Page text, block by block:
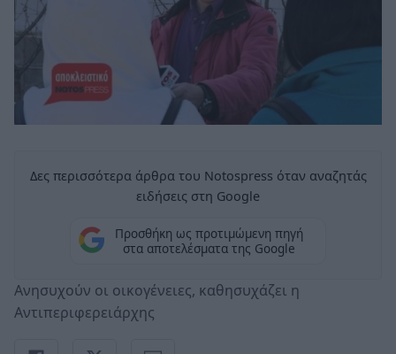
Δες περισσότερα άρθρα του Notospress όταν αναζητάς
ειδήσεις στη Google
Προσθήκη ως προτιμώμενη πηγή
στα αποτελέσματα της Google
Ανησυχούν οι οικογένειες, καθησυχάζει η
Αντιπεριφερειάρχης